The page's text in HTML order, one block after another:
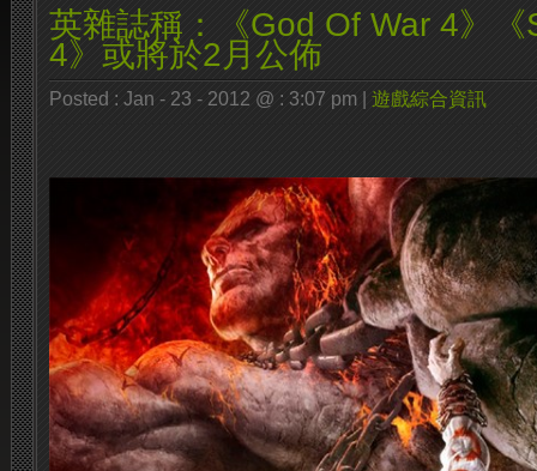
英雜誌稱：《God Of War 4》
4》或將於2月公佈
Posted : Jan - 23 - 2012 @ : 3:07 pm | 遊戲綜合資訊